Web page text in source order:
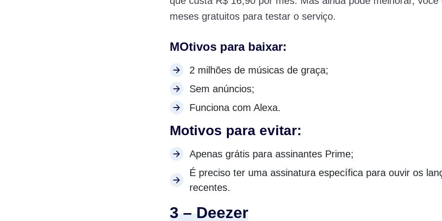
meses gratuitos para testar o serviço.
MOtivos para baixar:
2 milhões de músicas de graça;
Sem anúncios;
Funciona com Alexa.
Motivos para evitar:
Apenas grátis para assinantes Prime;
É preciso ter uma assinatura específica para ouvir os
recentes.
3 – Deezer